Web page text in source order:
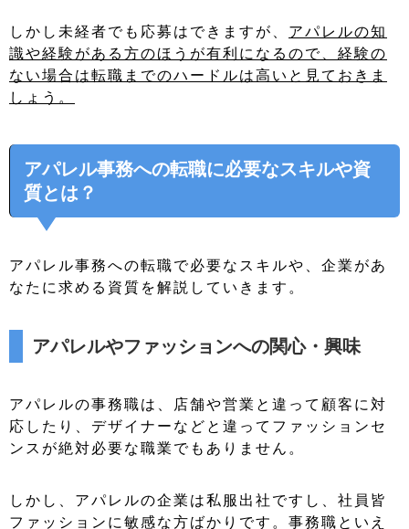
しかし未経者でも応募はできますが、 アパレルの知
識や経験がある方のほうが有利になるので、経験の
ない場合は転職までのハードルは高いと見ておきま
しょう。
アパレル事務への転職に必要なスキルや資
質とは？
アパレル事務への転職で必要なスキルや、企業があ
なたに求める資質を解説していきます。
アパレルやファッションへの関心・興味
アパレルの事務職は、店舗や営業と違って顧客に対
応したり、デザイナーなどと違ってファッションセ
ンスが絶対必要な職業でもありません。
しかし、アパレルの企業は私服出社ですし、社員皆
ファッションに敏感な方ばかりです。事務職といえ